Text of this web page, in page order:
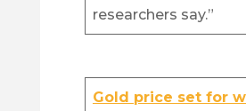
researchers say.”
Gold price set for